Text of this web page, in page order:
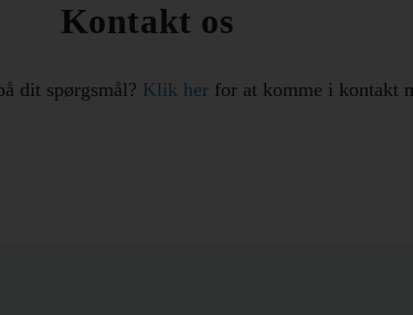
Kontakt os
dit spørgsmål? Klik her for at komme i kontakt